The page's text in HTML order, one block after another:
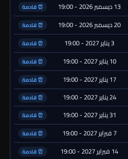
13 ديسمبر 2026 - 19:00 ⏰ قادمة
20 ديسمبر 2026 - 19:00 ⏰ قادمة
3 يناير 2027 - 19:00 ⏰ قادمة
10 يناير 2027 - 19:00 ⏰ قادمة
17 يناير 2027 - 19:00 ⏰ قادمة
24 يناير 2027 - 19:00 ⏰ قادمة
31 يناير 2027 - 19:00 ⏰ قادمة
7 فبراير 2027 - 19:00 ⏰ قادمة
14 فبراير 2027 - 19:00 ⏰ قادمة